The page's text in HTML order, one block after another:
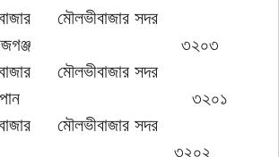
মৌলভীবাজার সদর
৩২০৩
মৌলভীবাজার সদর
৩২০১
মৌলভীবাজার সদর
৩২০২